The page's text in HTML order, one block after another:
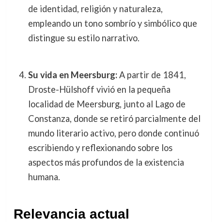
de identidad, religión y naturaleza,
empleando un tono sombrío y simbólico que
distingue su estilo narrativo.
Su vida en Meersburg:A partir de 1841,
Droste-Hülshoff vivió en la pequeña
localidad de Meersburg, junto al Lago de
Constanza, donde se retiró parcialmente del
mundo literario activo, pero donde continuó
escribiendo y reflexionando sobre los
aspectos más profundos de la existencia
humana.
Relevancia actual